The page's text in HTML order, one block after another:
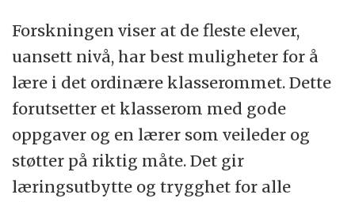
Forskningen viser at de fleste elever,
uansett nivå, har best muligheter for å
lære i det ordinære klasserommet. Dette
forutsetter et klasserom med gode
oppgaver og en lærer som veileder og
støtter på riktig måte. Det gir
læringsutbytte og trygghet for alle